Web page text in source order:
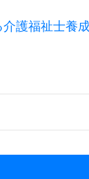
護福祉士養